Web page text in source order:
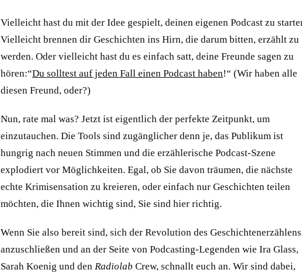
Vielleicht hast du mit der Idee gespielt, deinen eigenen Podcast zu
Vielleicht brennen dir Geschichten ins Hirn, die darum bitten, erzählt zu
werden. Oder vielleicht hast du es einfach satt, deine Freunde sagen zu
hören:“Du solltest auf jeden Fall einen Podcast haben!“ (Wir haben alle
diesen Freund, oder?)
Nun, rate mal was? Jetzt ist eigentlich der perfekte Zeitpunkt, um
einzutauchen. Die Tools sind zugänglicher denn je, das Publikum ist
hungrig nach neuen Stimmen und die erzählerische Podcast-Szene
explodiert vor Möglichkeiten. Egal, ob Sie davon träumen, die nächste
echte Krimisensation zu kreieren, oder einfach nur Geschichten teilen
möchten, die Ihnen wichtig sind, Sie sind hier richtig.
Wenn Sie also bereit sind, sich der Revolution des Geschichtenerzählens
anzuschließen und an der Seite von Podcasting-Legenden wie Ira Glass,
Sarah Koenig und den Radiolab Crew, schnallt euch an. Wir sind dabei,